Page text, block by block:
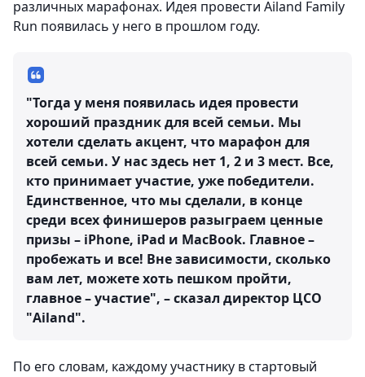
различных марафонах. Идея провести Ailand Family
Run появилась у него в прошлом году.
"Тогда у меня появилась идея провести
хороший праздник для всей семьи. Мы
хотели сделать акцент, что марафон для
всей семьи. У нас здесь нет 1, 2 и 3 мест. Все,
кто принимает участие, уже победители.
Единственное, что мы сделали, в конце
среди всех финишеров разыграем ценные
призы – iPhone, iPad и MacBook. Главное –
пробежать и все! Вне зависимости, сколько
вам лет, можете хоть пешком пройти,
главное – участие", – сказал директор ЦСО
"Ailand".
По его словам, каждому участнику в стартовый